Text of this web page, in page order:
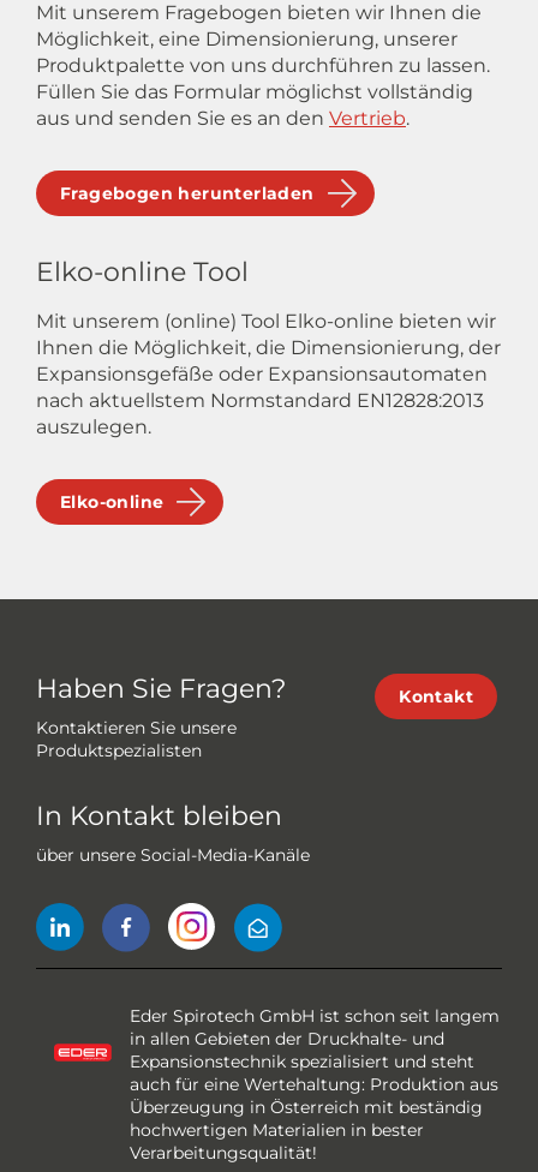
Mit unserem Fragebogen bieten wir Ihnen die
Möglichkeit, eine Dimensionierung, unserer
Produktpalette von uns durchführen zu lassen.
Füllen Sie das Formular möglichst vollständig
aus und senden Sie es an den Vertrieb.
Fragebogen herunterladen
Elko-online Tool
Mit unserem (online) Tool Elko-online bieten wir
Ihnen die Möglichkeit, die Dimensionierung, der
Expansionsgefäße oder Expansionsautomaten
nach aktuellstem Normstandard EN12828:2013
auszulegen.
Elko-online
Haben Sie Fragen?
Kontaktieren Sie unsere
Produktspezialisten
Kontakt
In Kontakt bleiben
über unsere Social-Media-Kanäle
Eder Spirotech GmbH ist schon seit langem
in allen Gebieten der Druckhalte- und
Expansionstechnik spezialisiert und steht
auch für eine Wertehaltung: Produktion aus
Überzeugung in Österreich mit beständig
hochwertigen Materialien in bester
Verarbeitungsqualität!